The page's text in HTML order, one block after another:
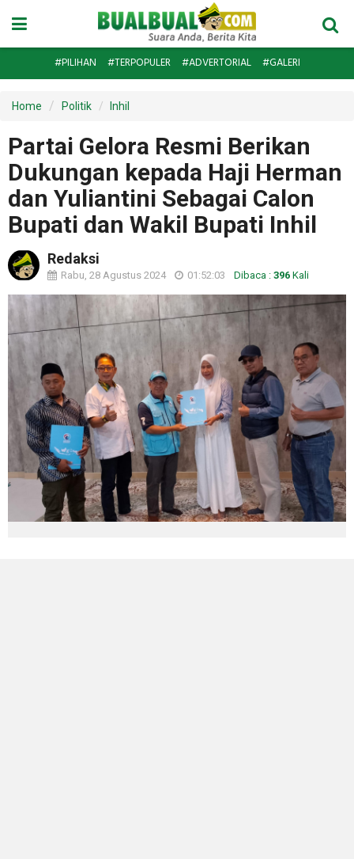
#PILIHAN #TERPOPULER #ADVERTORIAL #GALERI
Home Politik Inhil
Partai Gelora Resmi Berikan
Dukungan kepada Haji Herman
dan Yuliantini Sebagai Calon
Bupati dan Wakil Bupati Inhil
Redaksi
Rabu, 28 Agustus 2024 01:52:03 Dibaca : 396 Kali